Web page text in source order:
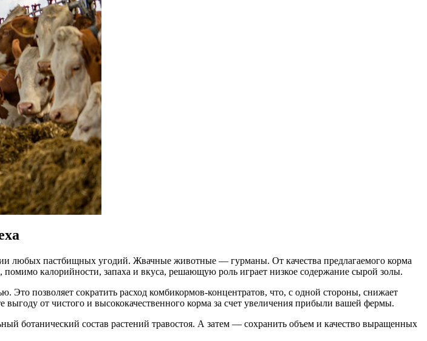
любых пастбищных угодий. Жвачные животные — гурманы. От качества предлагаемого корма
калорийности, запаха и вкуса, решающую роль играет низкое содержание сырой золы.
позволяет сократить расход комбикормов-концентратов, что, с одной стороны, снижает
от чистого и высококачественного корма за счет увеличения прибыли вашей фермы.
ботанический состав растений травостоя. А затем — сохранить объем и качество выращенных